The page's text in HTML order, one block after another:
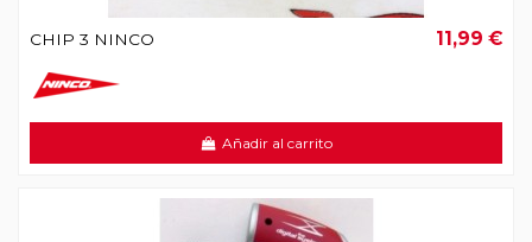
CHIP 3 NINCO 11,99 €
Añadir al carrito